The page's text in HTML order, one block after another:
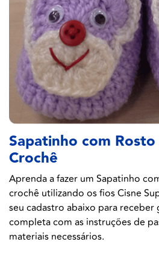
Sapatinho com
Crochê
Aprenda a fazer um Sapatinho
crochê utilizando os fios Cisne
seu cadastro abaixo para
completa com as instruções de
materiais necessários.